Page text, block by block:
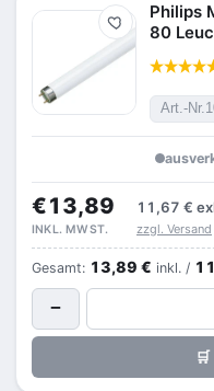
Merken
Philips
80
Art.-Nr.
€13,89 11,67 €
INKL. MWST. zzgl. Versand
Gesamt: 13,89 € inkl. /
−
🛒